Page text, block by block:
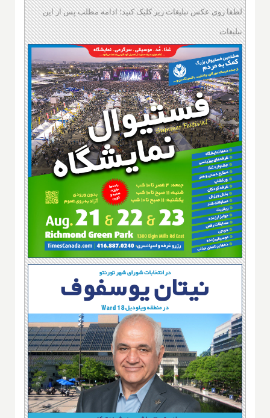
لطفا روی عکس تبلیغات زیر کلیک کنید؛ ادامه مطلب پس از این
تبلیغات